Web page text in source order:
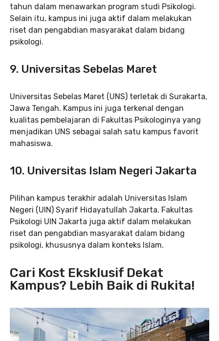
tahun dalam menawarkan program studi Psikologi.
Selain itu, kampus ini juga aktif dalam melakukan
riset dan pengabdian masyarakat dalam bidang
psikologi.
9. Universitas Sebelas Maret
Universitas Sebelas Maret (UNS) terletak di Surakarta,
Jawa Tengah. Kampus ini juga terkenal dengan
kualitas pembelajaran di Fakultas Psikologinya yang
menjadikan UNS sebagai salah satu kampus favorit
mahasiswa.
10. Universitas Islam Negeri Jakarta
Pilihan kampus terakhir adalah Universitas Islam
Negeri (UIN) Syarif Hidayatullah Jakarta. Fakultas
Psikologi UIN Jakarta juga aktif dalam melakukan
riset dan pengabdian masyarakat dalam bidang
psikologi, khususnya dalam konteks Islam.
Cari Kost Eksklusif Dekat
Kampus? Lebih Baik di Rukita!